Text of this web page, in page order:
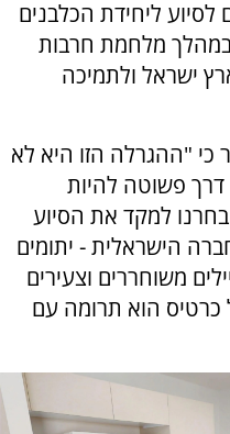
לסיוע ליחידת הכלבנים
מלחמת חרבות
ישראל ולתמיכה
"ההגרלה הזו היא לא
דרך פשוטה להיות
למקד את הסיוע
הישראלית - יתומים
משוחררים וצעירים
כרטיס הוא תרומה עם